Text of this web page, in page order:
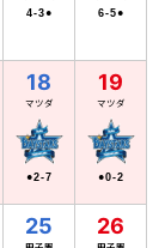
4-3● 6-5●
18
マツダ
●2-7
19
マツダ
●0-2
25 26